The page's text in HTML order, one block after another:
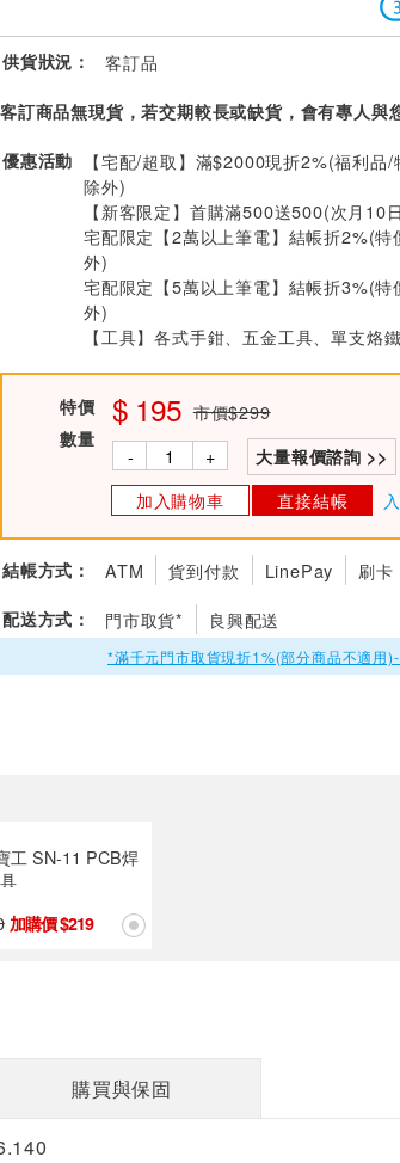
供貨狀況： 客訂品
客訂商品無現貨，若交期較長或缺貨，會有專人與
優惠活動
【宅配/超取】滿$2000現折2%(福利品
除外)
【新客限定】首購滿500送500(次月10
宅配限定【2萬以上筆電】結帳折2%(特
外)
宅配限定【5萬以上筆電】結帳折3%(特
外)
【工具】各式手鉗、五金工具、單支烙
特價 195 市價$299
數量
- + 大量報價諮詢 >>
加入購物車 直接結帳
結帳方式： ATM 貨到付款 LinePay 刷卡
配送方式： 門市取貨* 良興配送
*滿千元門市取貨現折1%(部分商品不適用
工 SN-11 PCB焊
219
購買與保固